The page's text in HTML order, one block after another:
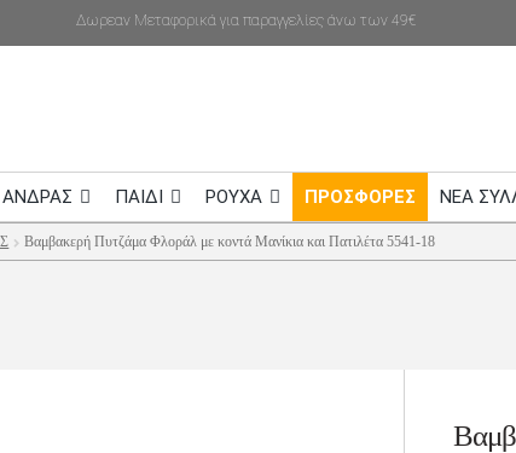
Δωρεαν Μεταφορικά για παραγγελίες άνω των 49€
ΑΝΔΡΑΣ ΠΑΙΔΙ ΡΟΥΧΑ ΠΡΟΣΦΟΡΕΣ NEA
Βαμβακερή Πυτζάμα Φλοράλ με κοντά Μανίκια και Πατιλέτα 5541-18